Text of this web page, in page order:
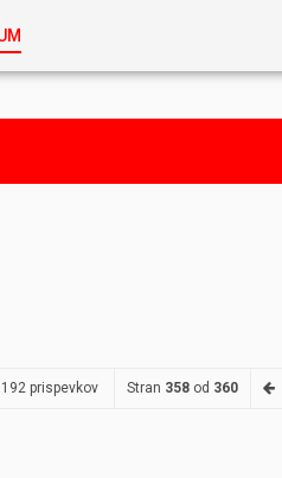
prispevkov Stran 358 od 360